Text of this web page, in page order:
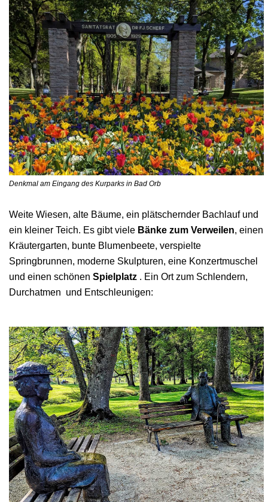
Denkmal am Eingang des Kurparks in Bad Orb
Weite Wiesen, alte Bäume, ein plätschernder Bachlauf und
ein kleiner Teich. Es gibt viele Bänke zum Verweilen, einen
Kräutergarten, bunte Blumenbeete, verspielte
Springbrunnen, moderne Skulpturen, eine Konzertmuschel
und einen schönen Spielplatz . Ein Ort zum Schlendern,
Durchatmen und Entschleunigen: